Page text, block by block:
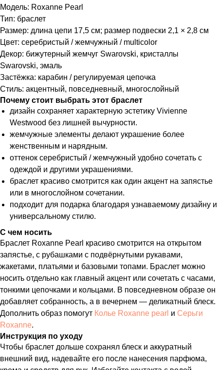
Модель: Roxanne Pearl
Тип: браслет
Размер: длина цепи 17,5 см; размер подвески 2,1 × 2,8 см
Цвет: серебристый / жемчужный / multicolor
Декор: бижутерный жемчуг Swarovski, кристаллы
Swarovski, эмаль
Застёжка: карабин / регулируемая цепочка
Стиль: акцентный, повседневный, многослойный
Почему стоит выбрать этот браслет
дизайн сохраняет характерную эстетику Vivienne
Westwood без лишней вычурности.
жемчужные элементы делают украшение более
женственным и нарядным.
оттенок серебристый / жемчужный удобно сочетать с
одеждой и другими украшениями.
браслет красиво смотрится как один акцент на запястье
или в многослойном сочетании.
подходит для подарка благодаря узнаваемому дизайну и
универсальному стилю.
С чем носить
Браслет Roxanne Pearl красиво смотрится на открытом
запястье, с рубашками с подвёрнутыми рукавами,
жакетами, платьями и базовыми топами. Браслет можно
носить отдельно как главный акцент или сочетать с часами,
тонкими цепочками и кольцами. В повседневном образе он
добавляет собранность, а в вечернем — деликатный блеск.
Дополнить образ помогут Колье Roxanne pearl и Серьги
Roxanne.
Инструкция по уходу
Чтобы браслет дольше сохранял блеск и аккуратный
внешний вид, надевайте его после нанесения парфюма,